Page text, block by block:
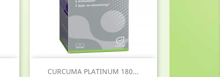
CURCUMA PLATINUM 180...
Snel bekijken